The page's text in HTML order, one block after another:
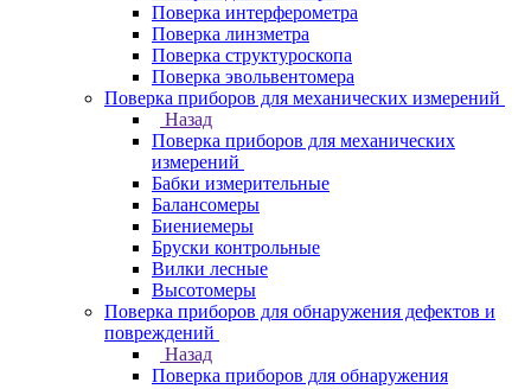
Поверка интерферометра
Поверка линзметра
Поверка структуроскопа
Поверка эвольвентомера
Поверка приборов для механических измерений
Назад
Поверка приборов для механических
измерений
Бабки измерительные
Балансомеры
Биениемеры
Бруски контрольные
Вилки лесные
Высотомеры
Поверка приборов для обнаружения дефектов и
повреждений
Назад
Поверка приборов для обнаружения